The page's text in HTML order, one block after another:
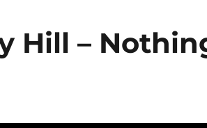
Hill –